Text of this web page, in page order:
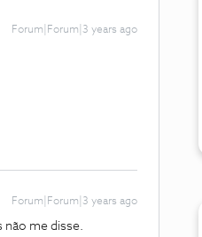
Forum|Forum|3 years ago
Forum|Forum|3 years ago
não me disse.